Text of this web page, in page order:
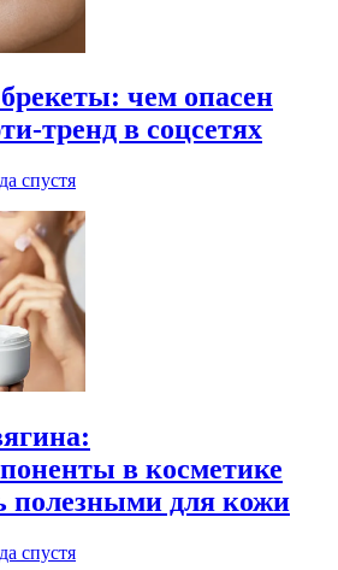
чем опасен
тренд в соцсетях
спустя
в косметике
полезными для кожи
спустя